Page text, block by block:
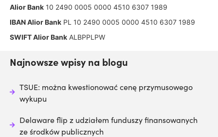
Alior Bank 10 2490 0005 0000 4510 6307 1989
IBAN Alior Bank PL 10 2490 0005 0000 4510 6307 1989
SWIFT Alior Bank ALBPPLPW
Najnowsze wpisy na blogu
TSUE: można kwestionować cenę przymusowego
wykupu
Delaware flip z udziałem funduszy finansowanych
ze środków publicznych